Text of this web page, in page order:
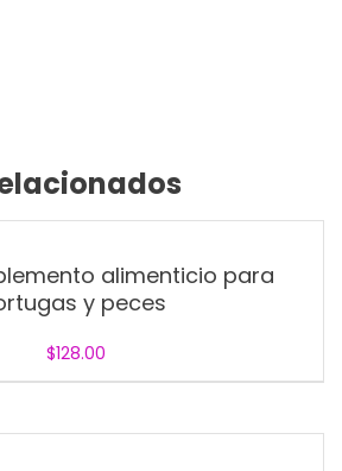
alimenticio para
y peces
$128.00